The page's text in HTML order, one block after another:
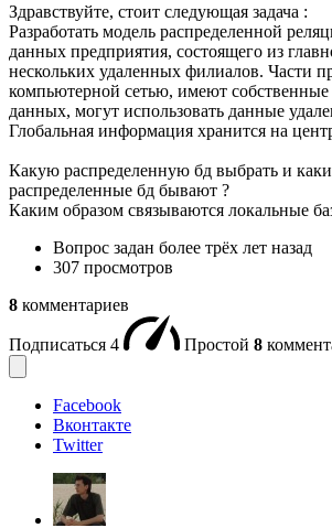
Здравствуйте, стоит следующая задача :
Разработать модель распределенной
данных предприятия, состоящего из
нескольких удаленных филиалов. Части
компьютерной сетью, имеют
данных, могут использовать данные
Глобальная информация хранится на
Какую распределенную бд выбрать и
распределенные бд бывают ?
Каким образом связываются локальные
Вопрос задан более трёх лет назад
307 просмотров
8 комментариев
Подписаться 4 Простой 8
Facebook
Вконтакте
Twitter